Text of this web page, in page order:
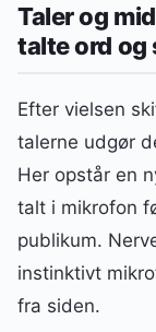
Taler og
talte ord og
Efter vielsen
talerne udgør
Her opstår en
talt i mikrofon
publikum.
instinktivt
fra siden.